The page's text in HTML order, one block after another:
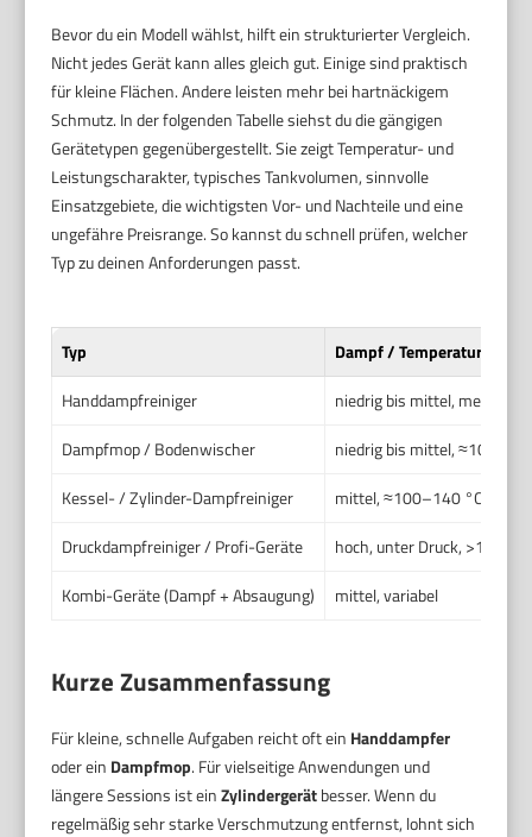
Bevor du ein Modell wählst, hilft ein strukturierter Vergleich.
Nicht jedes Gerät kann alles gleich gut. Einige sind praktisch
für kleine Flächen. Andere leisten mehr bei hartnäckigem
Schmutz. In der folgenden Tabelle siehst du die gängigen
Gerätetypen gegenübergestellt. Sie zeigt Temperatur- und
Leistungscharakter, typisches Tankvolumen, sinnvolle
Einsatzgebiete, die wichtigsten Vor- und Nachteile und eine
ungefähre Preisrange. So kannst du schnell prüfen, welcher
Typ zu deinen Anforderungen passt.
Typ
Dampf / Temperatur
Handdampfreiniger
niedrig bis mittel, meist
Dampfmop / Bodenwischer
niedrig bis mittel,
Kessel- / Zylinder-Dampfreiniger
mittel, ≈100–140 °C
Druckdampfreiniger / Profi-Geräte
hoch, unter Druck, >120 °C
Kombi-Geräte (Dampf + Absaugung)
mittel, variabel
Kurze Zusammenfassung
Für kleine, schnelle Aufgaben reicht oft ein Handdampfer
oder ein Dampfmop. Für vielseitige Anwendungen und
längere Sessions ist einZylindergerätbesser. Wenn du
regelmäßig sehr starke Verschmutzung entfernst, lohnt sich